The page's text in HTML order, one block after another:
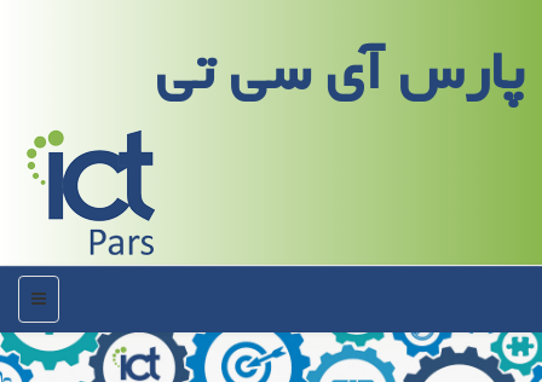
پارس آی سی تی
منو